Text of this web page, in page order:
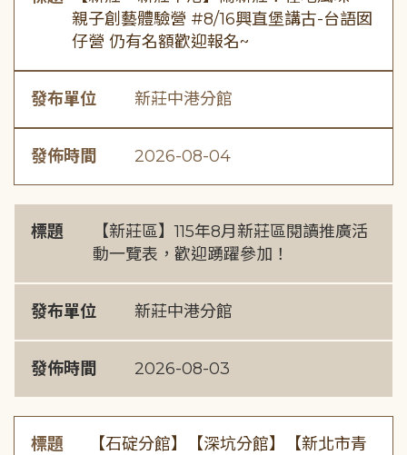
親子創藝體驗營 #8/16興直堡講古-台語囡
仔營 仍有名額歡迎報名~
發布單位 新莊中港分館
發佈時間 2026-08-04
標題
【新莊區】115年8月新莊區閱讀推廣活
動一覽表，歡迎踴躍參加！
發布單位 新莊中港分館
發佈時間 2026-08-03
標題
【石碇分館】【深坑分館】【新北市青